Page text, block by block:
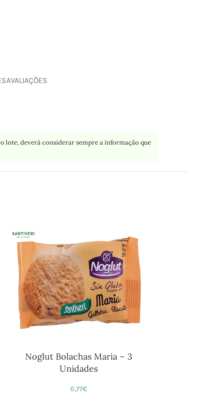
AVALIAÇÕES
deverá considerar sempre a informação que
Noglut Bolachas Maria – 3
Unidades
0,77€